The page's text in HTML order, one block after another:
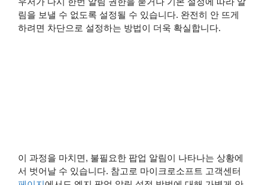
림을 보낼 수 없도록 설정될 수 있습니다. 완전히 안 뜨게
하려면 차단으로 설정하는 방법이 더욱 확실합니다.
이 과정을 마치면, 불필요한 팝업 알림이 나타나는 상황에
서 벗어날 수 있습니다. 참고로 마이크로소프트 고객센터